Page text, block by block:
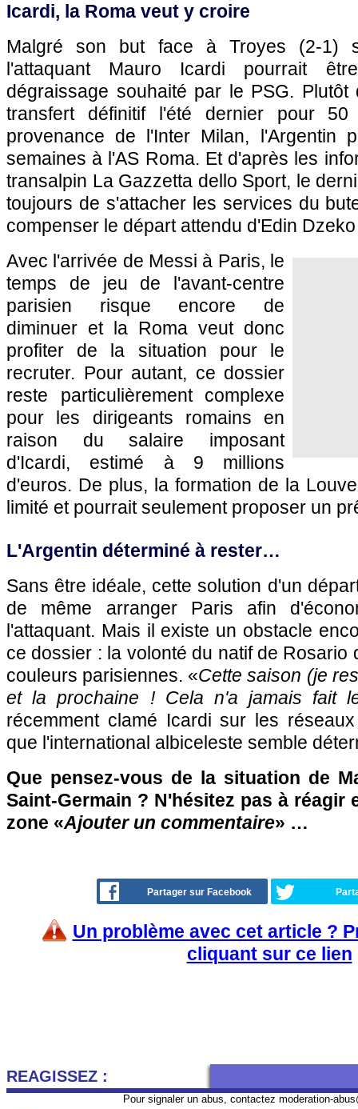
Icardi, la Roma veut y croire
Malgré son but face à Troyes (2-1)
l'attaquant Mauro Icardi pourrait
dégraissage souhaité par le PSG. Plutôt
transfert définitif l'été dernier pour
provenance de l'Inter Milan, l'Argentin
semaines à l'AS Roma. Et d'après les
transalpin La Gazzetta dello Sport, le
toujours de s'attacher les services du
compenser le départ attendu d'Edin
Avec l'arrivée de Messi à Paris, le
temps de jeu de l'avant-centre
parisien risque encore de
diminuer et la Roma veut donc
profiter de la situation pour le
recruter. Pour autant, ce dossier
reste particulièrement complexe
pour les dirigeants romains en
raison du salaire imposant
d'Icardi, estimé à 9 millions
d'euros. De plus, la formation de la
limité et pourrait seulement proposer un
L'Argentin déterminé à rester…
Sans être idéale, cette solution d'un
de même arranger Paris afin
l'attaquant. Mais il existe un obstacle
ce dossier : la volonté du natif de Rosario
couleurs parisiennes. «Cette saison (je
et la prochaine ! Cela n'a jamais fait
récemment clamé Icardi sur les
que l'international albiceleste semble
Que pensez-vous de la situation de
Saint-Germain ? N'hésitez pas à réagir
zone «Ajouter un commentaire» …
Partager sur Facebook
Un problème avec cet article ?
cliquant sur ce lien
REAGISSEZ :
Pour signaler un abus, contactez moderation-